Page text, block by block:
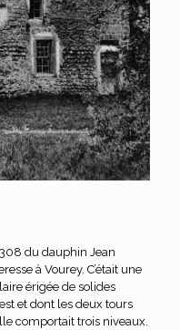
du dauphin Jean
à Vourey. C’était une
érigée de solides
et dont les deux tours
comportait trois niveaux.